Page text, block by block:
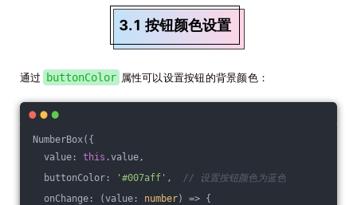
3.1 按钮颜色设置
通过 buttonColor 属性可以设置按钮的背景颜色：
NumberBox({
value: this .value,
buttonColor:
'#007aff' , // 设置按钮颜色为蓝色
onChange:
(value: number) => {